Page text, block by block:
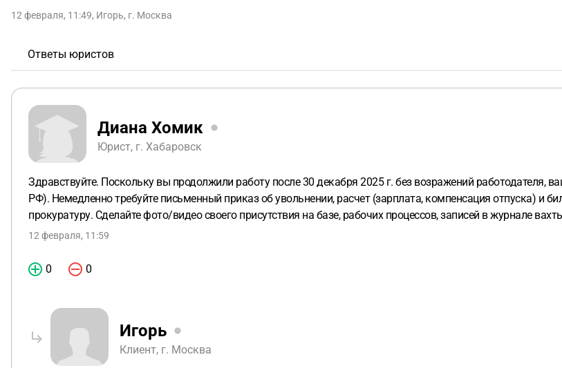
12 февраля, 11:49, Игорь, г. Москва
Ответы юристов
Диана Хомик
Юрист, г. Хабаровск
Здравствуйте. Поскольку вы продолжили работу после 30 декабря 2025 г. без возражений работодателя,
РФ). Немедленно требуйте письменный приказ об увольнении, расчет (зарплата, компенсация отпуска) и
прокуратуру. Сделайте фото/видео своего присутствия на базе, рабочих процессов, записей в журнале
12 февраля, 11:59
0 0
Игорь
Клиент, г. Москва